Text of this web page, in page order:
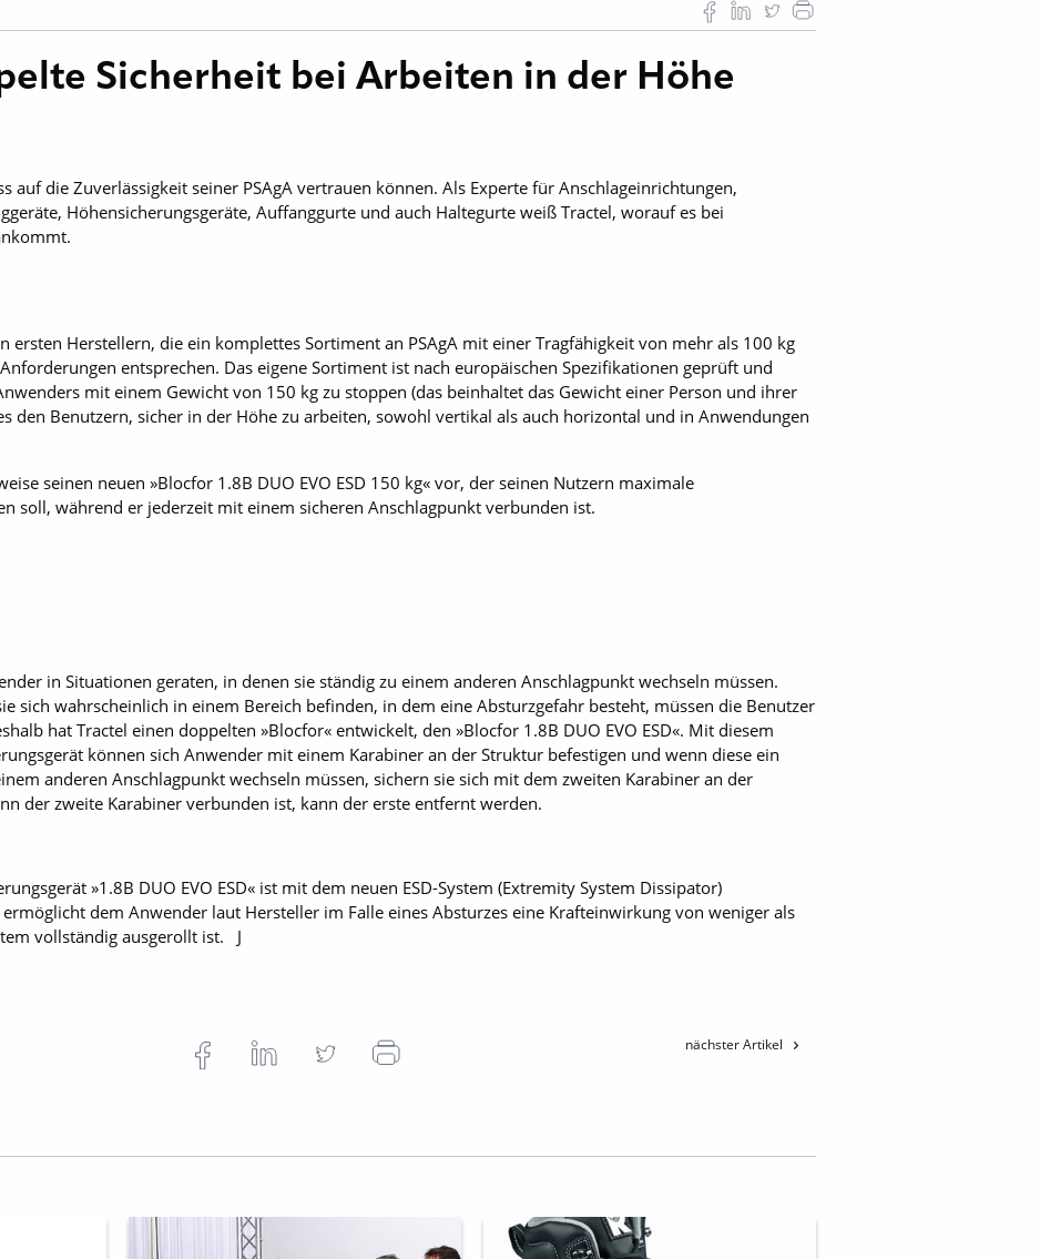
Sicherheit bei Arbeiten in der Höhe
auf die Zuverlässigkeit seiner PSAgA vertrauen können. Als Experte für Anschlageinrichtungen,
Höhensicherungsgeräte, Auffanggurte und auch Haltegurte weiß Tractel, worauf es bei
ersten Herstellern, die ein komplettes Sortiment an PSAgA mit einer Tragfähigkeit von mehr als 100 kg
entsprechen. Das eigene Sortiment ist nach europäischen Spezifikationen geprüft und
mit einem Gewicht von 150 kg zu stoppen (das beinhaltet das Gewicht einer Person und ihrer
den Benutzern, sicher in der Höhe zu arbeiten, sowohl vertikal als auch horizontal und in Anwendungen
seinen neuen »Blocfor 1.8B DUO EVO ESD 150 kg« vor, der seinen Nutzern maximale
soll, während er jederzeit mit einem sicheren Anschlagpunkt verbunden ist.
in Situationen geraten, in denen sie ständig zu einem anderen Anschlagpunkt wechseln müssen.
sich wahrscheinlich in einem Bereich befinden, in dem eine Absturzgefahr besteht, müssen die Benutzer
hat Tractel einen doppelten »Blocfor« entwickelt, den »Blocfor 1.8B DUO EVO ESD«. Mit diesem
können sich Anwender mit einem Karabiner an der Struktur befestigen und wenn diese ein
anderen Anschlagpunkt wechseln müssen, sichern sie sich mit dem zweiten Karabiner an der
der zweite Karabiner verbunden ist, kann der erste entfernt werden.
»1.8B DUO EVO ESD« ist mit dem neuen ESD-System (Extremity System Dissipator)
ermöglicht dem Anwender laut Hersteller im Falle eines Absturzes eine Krafteinwirkung von weniger als
vollständig ausgerollt ist. J
nächster Artikel